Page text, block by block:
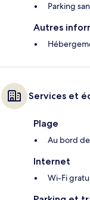
Parking
Autres
Services et
Plage
Au bord
Internet
Wi-Fi